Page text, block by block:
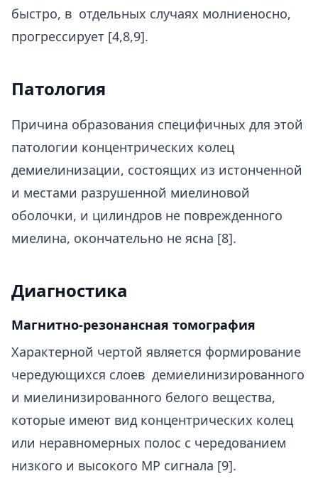
быстро, в отдельных случаях молниеносно,
прогрессирует [4,8,9].
Патология
Причина образования специфичных для этой
патологии концентрических колец
демиелинизации, состоящих из истонченной
и местами разрушенной миелиновой
оболочки, и цилиндров не поврежденного
миелина, окончательно не ясна [8].
Диагностика
Магнитно-резонансная томография
Характерной чертой является формирование
чередующихся слоев демиелинизированного
и миелинизированного белого вещества,
которые имеют вид концентрических колец
или неравномерных полос с чередованием
низкого и высокого МР сигнала [9].